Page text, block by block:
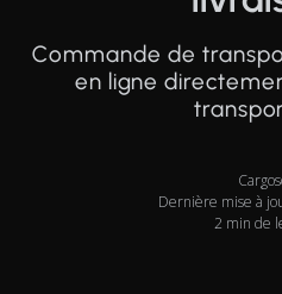
Commande de
en ligne
Dernière mise à
2 min de